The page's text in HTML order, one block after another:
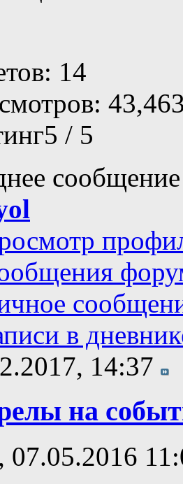
, 07.05.2016
14
/ 5
в
14:37
на